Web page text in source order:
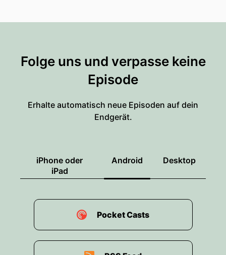
Folge uns und verpasse keine
Episode
Erhalte automatisch neue Episoden auf dein
Endgerät.
iPhone oder
iPad
Android Desktop
Pocket Casts